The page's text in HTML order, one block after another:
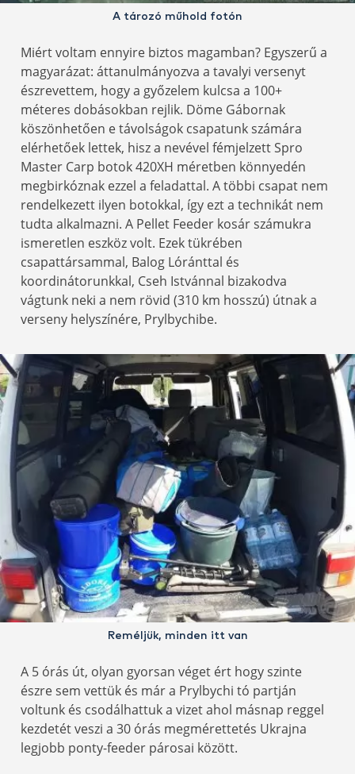
A tározó műhold fotón
Miért voltam ennyire biztos magamban? Egyszerű a
magyarázat: áttanulmányozva a tavalyi versenyt
észrevettem, hogy a győzelem kulcsa a 100+
méteres dobásokban rejlik. Döme Gábornak
köszönhetően e távolságok csapatunk számára
elérhetőek lettek, hisz a nevével fémjelzett Spro
Master Carp botok 420XH méretben könnyedén
megbirkóznak ezzel a feladattal. A többi csapat nem
rendelkezett ilyen botokkal, így ezt a technikát nem
tudta alkalmazni. A Pellet Feeder kosár számukra
ismeretlen eszköz volt. Ezek tükrében
csapattársammal, Balog Lóránttal és
koordinátorunkkal, Cseh Istvánnal bizakodva
vágtunk neki a nem rövid (310 km hosszú) útnak a
verseny helyszínére, Prylbychibe.
Reméljük, minden itt van
A 5 órás út, olyan gyorsan véget ért hogy szinte
észre sem vettük és már a Prylbychi tó partján
voltunk és csodálhattuk a vizet ahol másnap reggel
kezdetét veszi a 30 órás megmérettetés Ukrajna
legjobb ponty-feeder párosai között.